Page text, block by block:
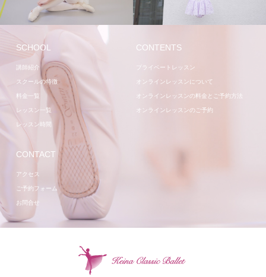
スタジオ 講師
SCHOOL
講師紹介
スクールの特徴
料金一覧
レッスン一覧
レッスン時間
CONTENTS
プライベートレッスン
オンラインレッスンについて
オンラインレッスンの料金とご予約方法
オンラインレッスンのご予約
CONTACT
アクセス
ご予約フォーム
お問合せ